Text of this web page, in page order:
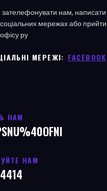
нам,
мережах або
ру
МЕРЕЖІ: ㅤ FACEBOOK
НАМ
НАМ